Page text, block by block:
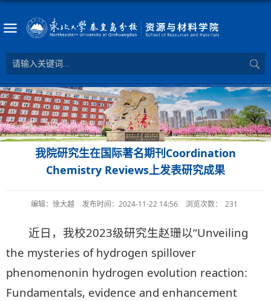
我院研究生在国际著名期刊Coordination
Chemistry Reviews上发表研究成果
编辑：徐大越 发布时间：2024-11-22 14:56 浏览次数： 231
近日，我校2023级研究生赵珊以“Unveiling
the mysteries of hydrogen spillover
phenomenonin hydrogen evolution reaction:
Fundamentals, evidence and enhancement